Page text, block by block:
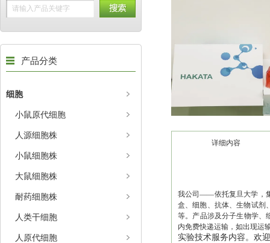
产品分类
细胞
小鼠原代细胞
人源细胞株
小鼠细胞株
大鼠细胞株
耐药细胞株
人类干细胞
人原代细胞
详细内容
我公司——依托复旦大学，
盒、细胞、抗体、生物试剂
等。产品涉及分子生物学、
内免费快递运输，如出现运
实验技术服务内容。欢